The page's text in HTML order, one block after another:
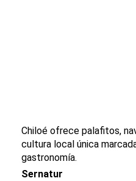
Chiloé ofrece palafitos,
cultura local única
gastronomía.
Sernatur